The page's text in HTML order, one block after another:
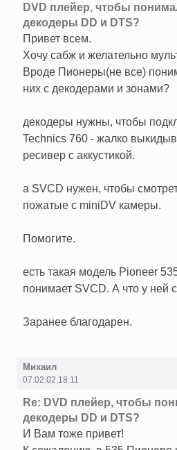
DVD плейер, чтобы
декодеры DD и DTS?
Привет всем.
Хочу сабж и желательно
Вроде Пионеры(не все)
них с декодерами и зонами?
декодеры нужны, чтобы
Technics 760 - жалко
ресивер с аккустикой.
а SVCD нужен, чтобы
пожатые с miniDV камеры.
Помогите.
есть такая модель Pioneer
понимает SVCD. А что у ней
Заранее благодарен.
Михаил
07.02.02 18:11
Re: DVD плейер, чтобы
декодеры DD и DTS?
И Вам тоже привет!